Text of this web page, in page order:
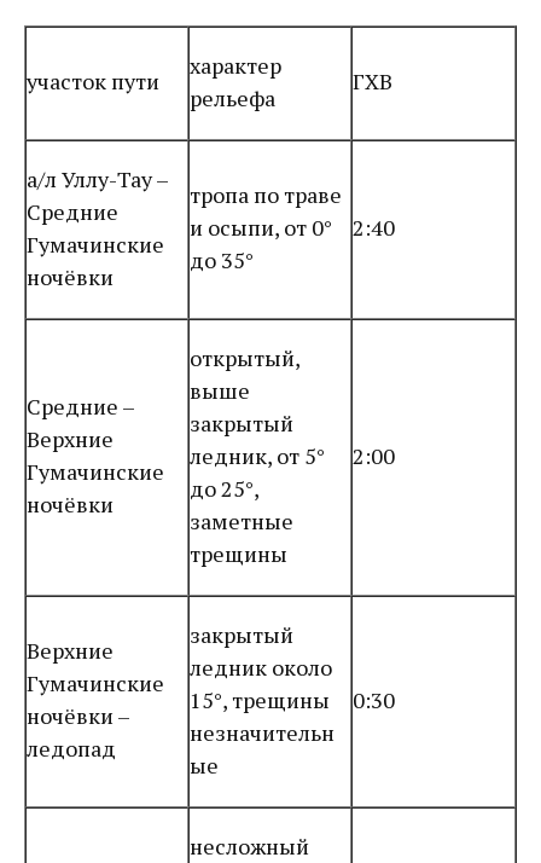
участок пути
характер
рельефа
ГХВ
а/л Уллу-Тау –
Средние
Гумачинские
ночёвки
тропа по траве
и осыпи, от 0°
до 35°
2:40
Средние –
Верхние
Гумачинские
ночёвки
открытый,
выше
закрытый
ледник, от 5°
до 25°,
заметные
трещины
2:00
Верхние
Гумачинские
ночёвки –
ледопад
закрытый
ледник около
15°, трещины
незначительн
ые
0:30
несложный